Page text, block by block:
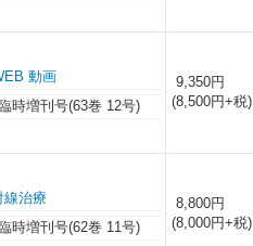
動画
時増刊号(63巻 12号)
9,350円
(8,500円+税)
線治療
時増刊号(62巻 11号)
8,800円
(8,000円+税)